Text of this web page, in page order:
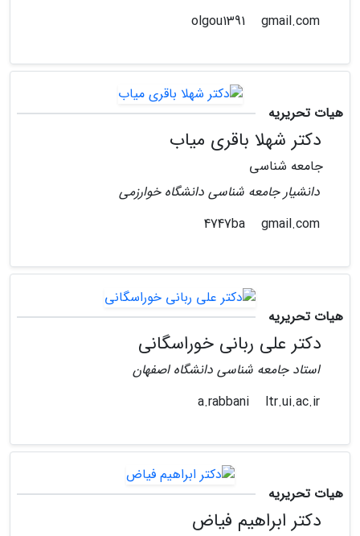
gmail.com
هیات تحریریه
دکتر شهلا باقری میاب
جامعه شناسی
دانشیار جامعه شناسی دانشگاه خوارزمی
gmail.com
هیات تحریریه
دکتر علی ربانی خوراسگانی
استاد جامعه شناسی دانشگاه اصفهان
ltr.ui.ac.ir
هیات تحریریه
دکتر ابراهیم فیاض